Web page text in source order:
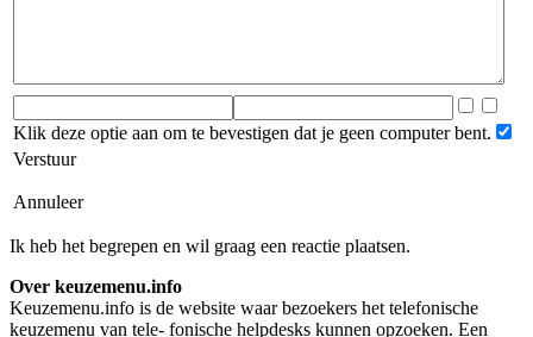
Klik deze optie aan om te bevestigen dat je geen computer bent.
Verstuur
Annuleer
Ik heb het begrepen en wil graag een reactie plaatsen.
Over keuzemenu.info
Keuzemenu.info is de website waar bezoekers het telefonische
keuzemenu van tele- fonische helpdesks kunnen opzoeken. Een